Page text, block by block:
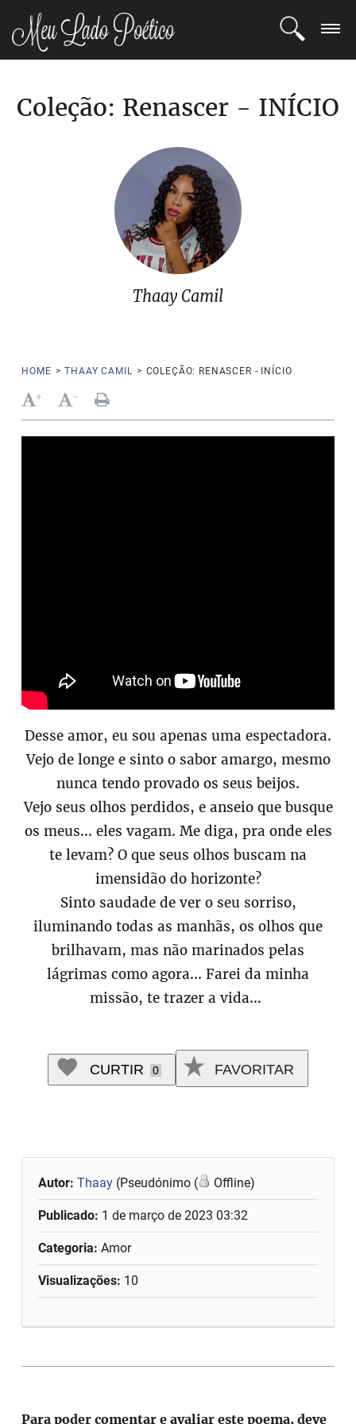
REGISTRO
Coleção: Renascer - INÍCIO
Thaay Camil
HOME > THAAY CAMIL > COLEÇÃO: RENASCER - INÍCIO
+ -
Desse amor, eu sou apenas uma espectadora.
Vejo de longe e sinto o sabor amargo, mesmo
nunca tendo provado os seus beijos.
Vejo seus olhos perdidos, e anseio que busque
os meus… eles vagam. Me diga, pra onde eles
te levam? O que seus olhos buscam na
imensidão do horizonte?
Sinto saudade de ver o seu sorriso,
iluminando todas as manhãs, os olhos que
brilhavam, mas não marinados pelas
lágrimas como agora… Farei da minha
missão, te trazer a vida…
CURTIR 0 FAVORITAR
Autor:Thaay (Pseudónimo ( Offline)
Publicado: 1 de março de 2023 03:32
Categoria: Amor
Visualizações: 10
Para poder comentar e avaliar este poema, deve